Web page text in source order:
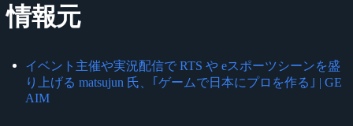
情報元
イベント主催や実況配信で RTS や eスポーツシーンを盛
り上げる matsujun 氏、｢ゲームで日本にプロを作る｣ | GE
AIM